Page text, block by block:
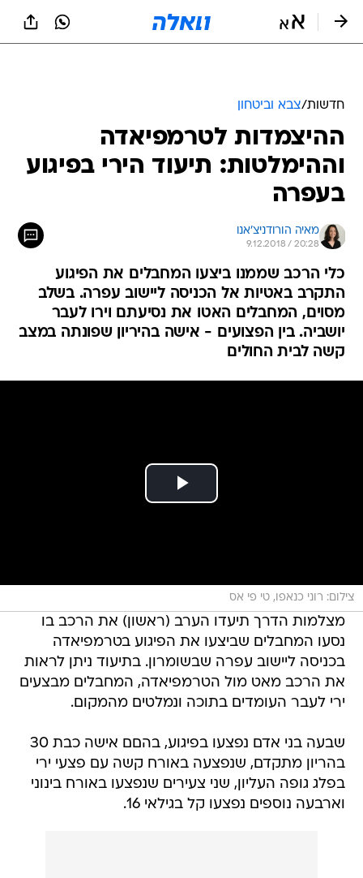
חדשות/צבא וביטחון
ההיצמדות לטרמפיאדה
וההימלטות: תיעוד הירי בפיגוע
בעפרה
מאיה הורודניצ'אנו
9.12.2018 / 20:28
כלי הרכב שממנו ביצעו המחבלים את הפיגוע
התקרב באטיות אל הכניסה ליישוב עפרה. בשלב
מסוים, המחבלים האטו את נסיעתם וירו לעבר
יושביה. בין הפצועים - אישה בהיריון שפונתה במצב
קשה לבית החולים
צילום: רוני כנאפו, טי פי אס
מצלמות הדרך תיעדו הערב (ראשון) את הרכב בו
נסעו המחבלים שביצעו את הפיגוע בטרמפיאדה
בכניסה ליישוב עפרה שבשומרון. בתיעוד ניתן לראות
את הרכב מאט מול הטרמפיאדה, המחבלים מבצעים
ירי לעבר העומדים בתוכה ונמלטים מהמקום.
שבעה בני אדם נפצעו בפיגוע, בהםם אישה כבת 30
בהריון מתקדם, שנפצעה באורח קשה עם פצעי ירי
בפלג גופה העליון, שני צעירים שנפצעו באורח בינוני
וארבעה נוספים נפצעו קל בגילאי 16.